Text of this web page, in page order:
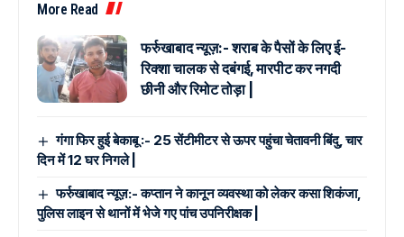
More Read
फर्रुखाबाद न्यूज़:- शराब के पैसों के लिए ई-
रिक्शा चालक से दबंगई, मारपीट कर नगदी
छीनी और रिमोट तोड़ा |
गंगा फिर हुई बेकाबू :- 25 सेंटीमीटर से ऊपर पहुंचा चेतावनी बिंदु, चार
दिन में 12 घर निगले |
फर्रुखाबाद न्यूज़:- कप्तान ने कानून व्यवस्था को लेकर कसा शिकंजा,
पुलिस लाइन से थानों में भेजे गए पांच उपनिरीक्षक |